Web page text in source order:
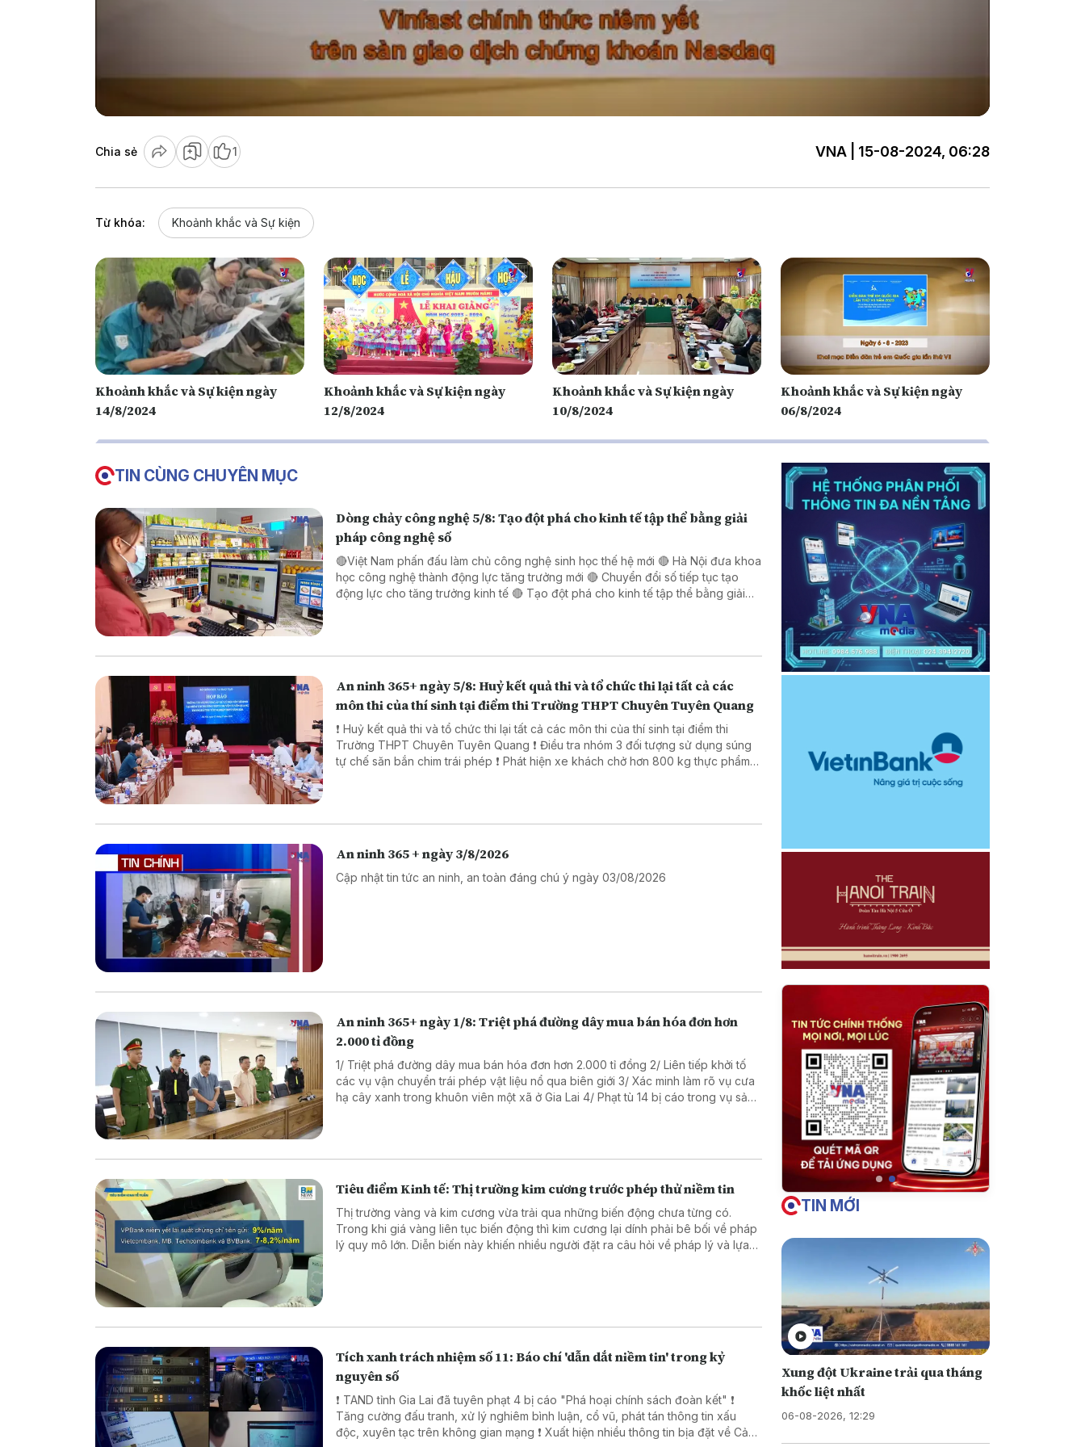
Chia sẻ 1 VNA | 15-08-2024, 06:28
Từ khóa: Khoảnh khắc và Sự kiện
Khoảnh khắc và Sự kiện ngày
14/8/2024
Khoảnh khắc và Sự kiện ngày
12/8/2024
Khoảnh khắc và Sự kiện ngày
10/8/2024
Khoảnh khắc và Sự kiện ngày
06/8/2024
TIN CÙNG CHUYÊN MỤC
Dòng chảy công nghệ 5/8: Tạo đột phá cho kinh tế tập thể bằng giải
pháp công nghệ số
🔴Việt Nam phấn đấu làm chủ công nghệ sinh học thế hệ mới 🔴 Hà Nội đưa khoa
học công nghệ thành động lực tăng trưởng mới 🔴 Chuyển đổi số tiếp tục tạo
động lực cho tăng trưởng kinh tế 🔴 Tạo đột phá cho kinh tế tập thể bằng giải
An ninh 365+ ngày 5/8: Huỷ kết quả thi và tổ chức thi lại tất cả các
môn thi của thí sinh tại điểm thi Trường THPT Chuyên Tuyên Quang
❗ Huỷ kết quả thi và tổ chức thi lại tất cả các môn thi của thí sinh tại điểm thi
Trường THPT Chuyên Tuyên Quang ❗ Điều tra nhóm 3 đối tượng sử dụng súng
tự chế săn bắn chim trái phép ❗ Phát hiện xe khách chở hơn 800 kg thực phẩm
An ninh 365 + ngày 3/8/2026
Cập nhật tin tức an ninh, an toàn đáng chú ý ngày 03/08/2026
An ninh 365+ ngày 1/8: Triệt phá đường dây mua bán hóa đơn hơn
2.000 tỉ đồng
1/ Triệt phá đường dây mua bán hóa đơn hơn 2.000 tỉ đồng 2/ Liên tiếp khởi tố
các vụ vận chuyển trái phép vật liệu nổ qua biên giới 3/ Xác minh làm rõ vụ cưa
hạ cây xanh trong khuôn viên một xã ở Gia Lai 4/ Phạt tù 14 bị cáo trong vụ sản
Tiêu điểm Kinh tế: Thị trường kim cương trước phép thử niềm tin
Thị trường vàng và kim cương vừa trải qua những biến động chưa từng có.
Trong khi giá vàng liên tục biến động thì kim cương lại dính phải bê bối về pháp
lý quy mô lớn. Diễn biến này khiến nhiều người đặt ra câu hỏi về pháp lý và lựa
Tích xanh trách nhiệm số 11: Báo chí 'dẫn dắt niềm tin' trong kỷ
nguyên số
❗ TAND tỉnh Gia Lai đã tuyên phạt 4 bị cáo "Phá hoại chính sách đoàn kết" ❗
Tăng cường đấu tranh, xử lý nghiêm bình luận, cổ vũ, phát tán thông tin xấu
độc, xuyên tạc trên không gian mạng ❗ Xuất hiện nhiều thông tin bịa đặt về Cảnh
TIN MỚI
Xung đột Ukraine trải qua tháng
khốc liệt nhất
06-08-2026, 12:29